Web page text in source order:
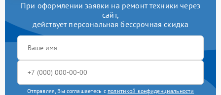
При оформлении заявки на ремонт техники через
сайт,
действует персональная бессрочная скидка
Отправляя, Вы соглашаетесь с политикой конфиденциальности